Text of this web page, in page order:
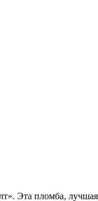
Эта пломба,